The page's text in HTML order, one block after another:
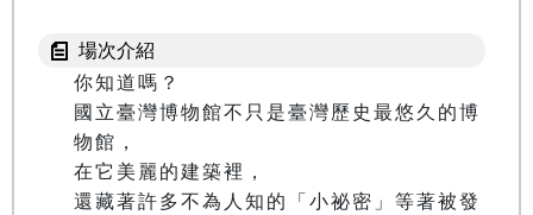
場次介紹
你知道嗎？
國立臺灣博物館不只是臺灣歷史最悠久的博
物館，
在它美麗的建築裡，
還藏著許多不為人知的「小祕密」等著被發